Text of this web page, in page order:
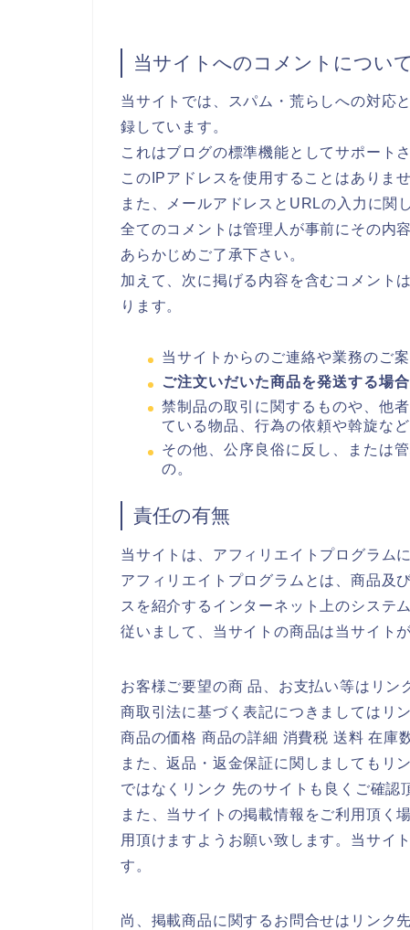
当サイトへのコメントについて
当サイトでは、スパム・荒らしへの対応
録しています。
これはブログの標準機能としてサポート
このIPアドレスを使用することはありませ
また、メールアドレスとURLの入力に関
全てのコメントは管理人が事前にその内
あらかじめご了承下さい。
加えて、次に掲げる内容を含むコメント
ります。
当サイトからのご連絡や業務のご
ご注文いだいた商品を発送する場合
禁制品の取引に関するものや、他
ている物品、行為の依頼や斡旋など
その他、公序良俗に反し、または
の。
責任の有無
当サイトは、アフィリエイトプログラム
アフィリエイトプログラムとは、商品及
スを紹介するインターネット上のシステム
従いまして、当サイトの商品は当サイト
お客様ご要望の商 品、お支払い等はリ
商取引法に基づく表記につきましてはリ
商品の価格 商品の詳細 消費税 送料 在庫
また、返品・返金保証に関しましてもリ
ではなくリンク 先のサイトも良くご確認
また、当サイトの掲載情報をご利用頂く
用頂けますようお願い致します。当サイ
す。
尚、掲載商品に関するお問合せはリンク